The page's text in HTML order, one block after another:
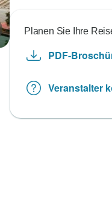
Planen Sie Ihre
PDF-
Veranstalter